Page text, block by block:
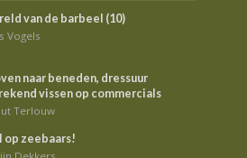
van de barbeel (10)
Vogels
naar beneden, dressuur
vissen op commercials
Terlouw
op zeebaars!